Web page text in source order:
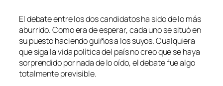
El debate entre los dos candidatos ha sido de lo más
aburrido. Como era de esperar, cada uno se situó en
su puesto haciendo guiños a los suyos. Cualquiera
que siga la vida política del país no creo que se haya
sorprendido por nada de lo oído, el debate fue algo
totalmente previsible.